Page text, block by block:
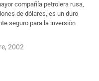
compañía petrolera rusa,
de dólares, es un duro
seguro para la inversión
2002